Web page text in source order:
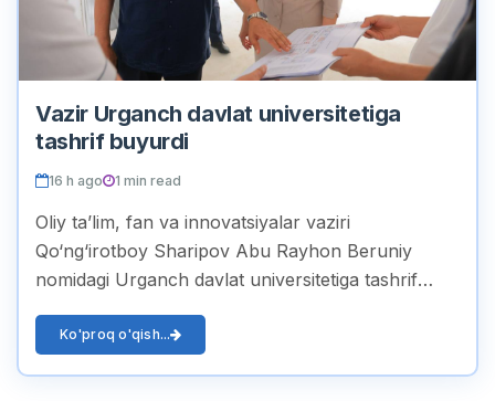
Vazir Urganch davlat universitetiga
tashrif buyurdi
16 h ago 1 min read
Oliy ta’lim, fan va innovatsiyalar vaziri
Qo‘ng‘irotboy Sharipov Abu Rayhon Beruniy
nomidagi Urganch davlat universitetiga tashrif
Feruza Madrahimova hamr...
Ko'proq o'qish...